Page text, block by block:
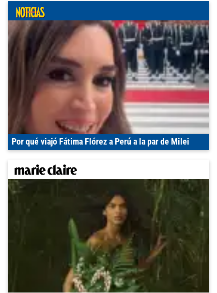
Por qué viajó Fátima Flórez a Perú a la par de Milei